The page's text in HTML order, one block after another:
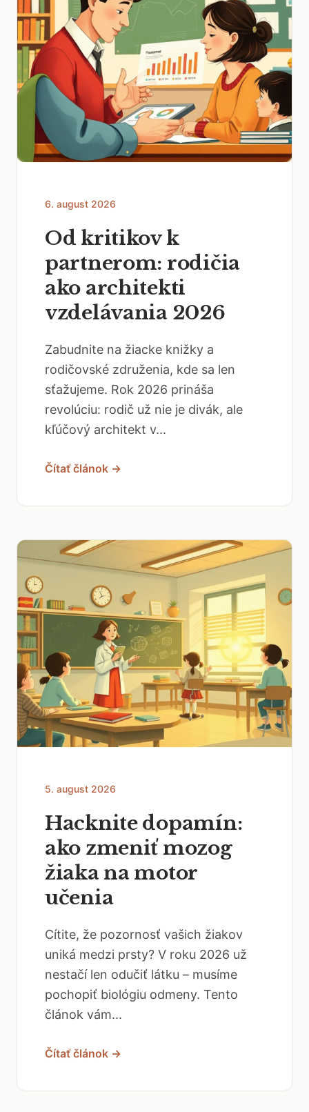
6. august 2026
Od kritikov k
partnerom: rodičia
ako architekti
vzdelávania 2026
Zabudnite na žiacke knižky a
rodičovské združenia, kde sa len
sťažujeme. Rok 2026 prináša
revolúciu: rodič už nie je divák, ale
kľúčový architekt v...
Čítať článok →
5. august 2026
Hacknite dopamín:
ako zmeniť mozog
žiaka na motor
učenia
Cítite, že pozornosť vašich žiakov
uniká medzi prsty? V roku 2026 už
nestačí len odučiť látku – musíme
pochopiť biológiu odmeny. Tento
článok vám...
Čítať článok →